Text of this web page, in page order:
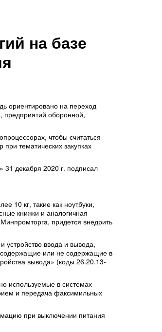
на базе
ориентировано на переход
предприятий оборонной,
чтобы считаться
тематических закупках
декабря 2020 г. подписал
10 кг, такие как ноутбуки,
книжки и аналогичная
придется внедрить
ввода и вывода,
или не содержащие в
вывода» (коды 26.20.13-
используемые в системах
и передача факсимильных
при выключении питания